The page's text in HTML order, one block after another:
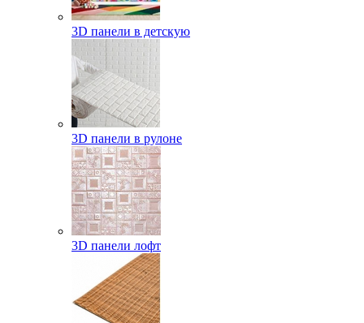
3D панели в детскую
3D панели в рулоне
3D панели лофт